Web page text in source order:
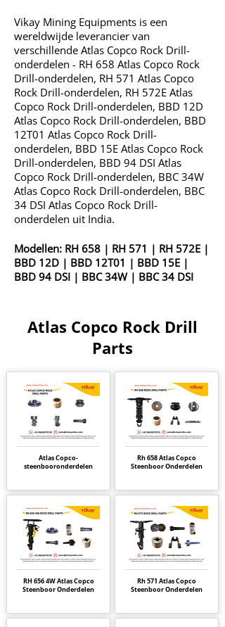
Vikay Mining Equipments is een
wereldwijde leverancier van
verschillende Atlas Copco Rock Drill-
onderdelen - RH 658 Atlas Copco Rock
Drill-onderdelen, RH 571 Atlas Copco
Rock Drill-onderdelen, RH 572E Atlas
Copco Rock Drill-onderdelen, BBD 12D
Atlas Copco Rock Drill-onderdelen, BBD
12T01 Atlas Copco Rock Drill-
onderdelen, BBD 15E Atlas Copco Rock
Drill-onderdelen, BBD 94 DSI Atlas
Copco Rock Drill-onderdelen, BBC 34W
Atlas Copco Rock Drill-onderdelen, BBC
34 DSI Atlas Copco Rock Drill-
onderdelen uit India.
Modellen: RH 658 | RH 571 | RH 572E |
BBD 12D | BBD 12T01 | BBD 15E |
BBD 94 DSI | BBC 34W | BBC 34 DSI
Atlas Copco Rock Drill
Parts
Atlas Copco-
steenbooronderdelen
RH 656 4W Atlas Copco
Steenboor Onderdelen
Rh 658 Atlas Copco
Steenboor Onderdelen
Rh 571 Atlas Copco
Steenboor Onderdelen